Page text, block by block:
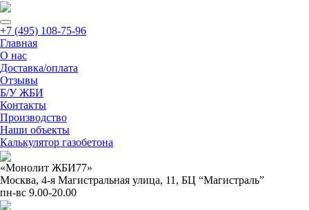
+7 (495) 108-75-96
Главная
О нас
Доставка/оплата
Отзывы
Б/У ЖБИ
Контакты
Производство
Наши объекты
Калькулятор газобетона
«Монолит ЖБИ77»
Москва, 4-я Магистральная улица, 11, ​БЦ “Магистраль”
пн-вс 9.00-20.00